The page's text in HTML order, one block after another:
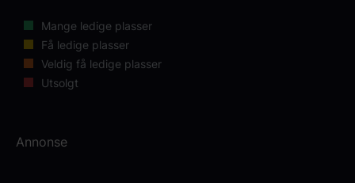
Mange ledige plasser
Få ledige plasser
Veldig få ledige plasser
Utsolgt
Annonse